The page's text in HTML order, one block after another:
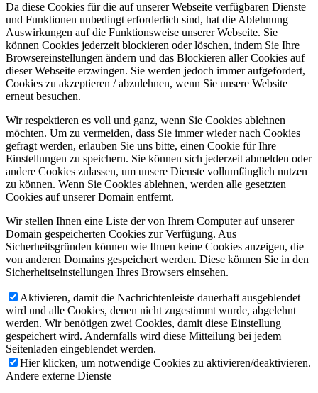
Da diese Cookies für die auf unserer Webseite verfügbaren Dienste
und Funktionen unbedingt erforderlich sind, hat die Ablehnung
Auswirkungen auf die Funktionsweise unserer Webseite. Sie
können Cookies jederzeit blockieren oder löschen, indem Sie Ihre
Browsereinstellungen ändern und das Blockieren aller Cookies auf
dieser Webseite erzwingen. Sie werden jedoch immer aufgefordert,
Cookies zu akzeptieren / abzulehnen, wenn Sie unsere Website
erneut besuchen.
Wir respektieren es voll und ganz, wenn Sie Cookies ablehnen
möchten. Um zu vermeiden, dass Sie immer wieder nach Cookies
gefragt werden, erlauben Sie uns bitte, einen Cookie für Ihre
Einstellungen zu speichern. Sie können sich jederzeit abmelden oder
andere Cookies zulassen, um unsere Dienste vollumfänglich nutzen
zu können. Wenn Sie Cookies ablehnen, werden alle gesetzten
Cookies auf unserer Domain entfernt.
Wir stellen Ihnen eine Liste der von Ihrem Computer auf unserer
Domain gespeicherten Cookies zur Verfügung. Aus
Sicherheitsgründen können wie Ihnen keine Cookies anzeigen, die
von anderen Domains gespeichert werden. Diese können Sie in den
Sicherheitseinstellungen Ihres Browsers einsehen.
Aktivieren, damit die Nachrichtenleiste dauerhaft ausgeblendet
wird und alle Cookies, denen nicht zugestimmt wurde, abgelehnt
werden. Wir benötigen zwei Cookies, damit diese Einstellung
gespeichert wird. Andernfalls wird diese Mitteilung bei jedem
Seitenladen eingeblendet werden.
Hier klicken, um notwendige Cookies zu aktivieren/deaktivieren.
Andere externe Dienste